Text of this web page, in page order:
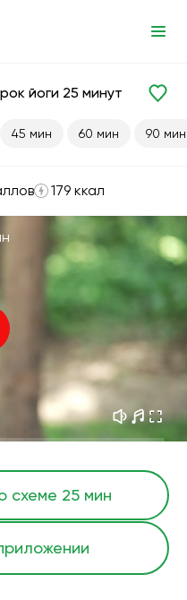
йоги 25 минут
45 мин 60 мин 90 мин
179 ккал
схеме 25 мин